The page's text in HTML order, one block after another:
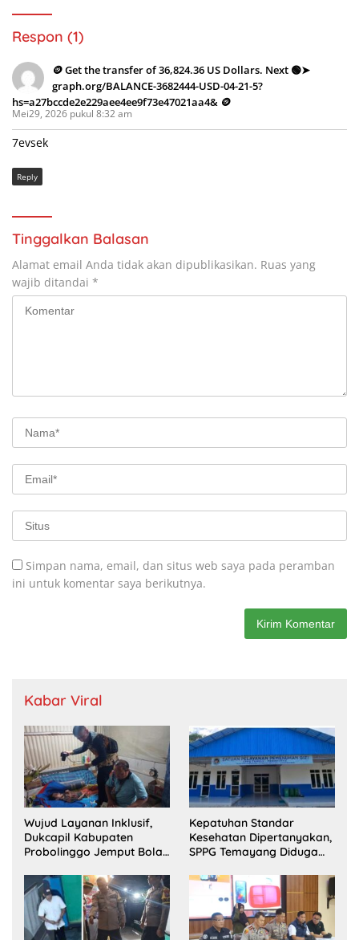
Respon (1)
🪙 Get the transfer of 36,824.36 US Dollars. Next 🟢➤
graph.org/BALANCE-3682444-USD-04-21-5?
hs=a27bccde2e229aee4ee9f73e47021aa4& 🪙
Mei29, 2026 pukul 8:32 am
7evsek
Reply
Tinggalkan Balasan
Alamat email Anda tidak akan dipublikasikan. Ruas yang
wajib ditandai *
Simpan nama, email, dan situs web saya pada peramban
ini untuk komentar saya berikutnya.
Kabar Viral
Wujud Layanan Inklusif,
Dukcapil Kabupaten
Probolinggo Jemput Bola
Disabilitas di Dringu
Kepatuhan Standar
Kesehatan Dipertanyakan,
SPPG Temayang Diduga